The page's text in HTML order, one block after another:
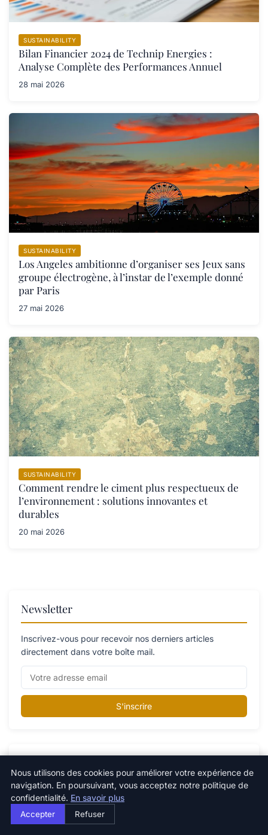
SUSTAINABILITY
Bilan Financier 2024 de Technip Energies :
Analyse Complète des Performances Annuel
28 mai 2026
SUSTAINABILITY
Los Angeles ambitionne d’organiser ses Jeux sans
groupe électrogène, à l’instar de l’exemple donné
par Paris
27 mai 2026
SUSTAINABILITY
Comment rendre le ciment plus respectueux de
l’environnement : solutions innovantes et
durables
20 mai 2026
Newsletter
Inscrivez-vous pour recevoir nos derniers articles
directement dans votre boîte mail.
S'inscrire
Catégorie
Changements climatiques
Nous utilisons des cookies pour améliorer votre expérience de
navigation. En poursuivant, vous acceptez notre politique de
confidentialité. En savoir plus
Accepter Refuser